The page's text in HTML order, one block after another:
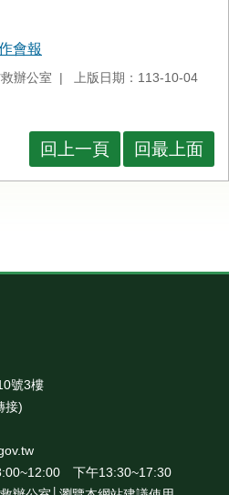
會報
辦公室
上版日期：113-10-04
回上一頁 回最上面
號3樓
接)
下午13:30~17:30